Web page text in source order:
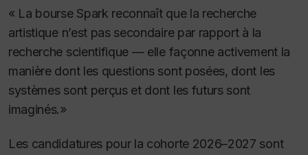
« La bourse Spark reconnaît que la recherche
artistique n’est pas secondaire par rapport à la
recherche scientifique — elle façonne activement la
manière dont les questions sont posées, dont les
systèmes sont perçus et dont les futurs sont
imaginés.»
Les candidatures pour la cohorte 2026–2027 sont